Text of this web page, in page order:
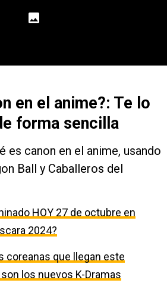
en el anime?: Te lo
forma sencilla
es canon en el anime, usando
Ball y Caballeros del
HOY 27 de octubre en
2024?
coreanas que llegan este
los nuevos K-Dramas